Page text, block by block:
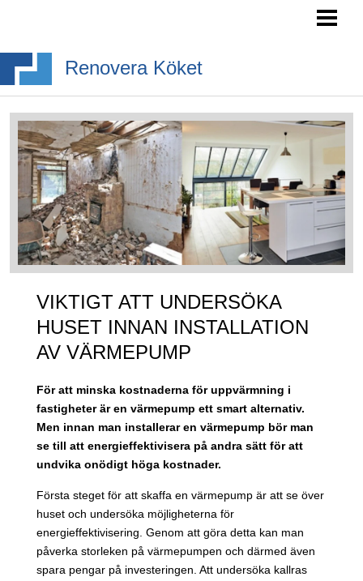
INREDA KÖK
BYGGA KÖKSÖ
KÖKSSTILAR
BLOGG
Renovera Köket
VIKTIGT ATT UNDERSÖKA
HUSET INNAN INSTALLATION
AV VÄRMEPUMP
För att minska kostnaderna för uppvärmning i
fastigheter är en värmepump ett smart alternativ.
Men innan man installerar en värmepump bör man
se till att energieffektivisera på andra sätt för att
undvika onödigt höga kostnader.
Första steget för att skaffa en värmepump är att se över
huset och undersöka möjligheterna för
energieffektivisering. Genom att göra detta kan man
påverka storleken på värmepumpen och därmed även
spara pengar på investeringen. Att undersöka kallras